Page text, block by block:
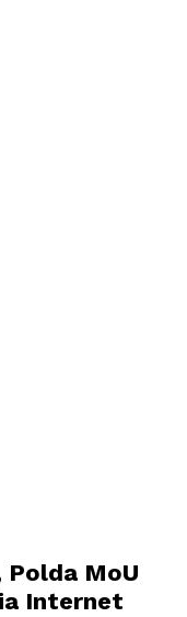
Polda MoU
Internet